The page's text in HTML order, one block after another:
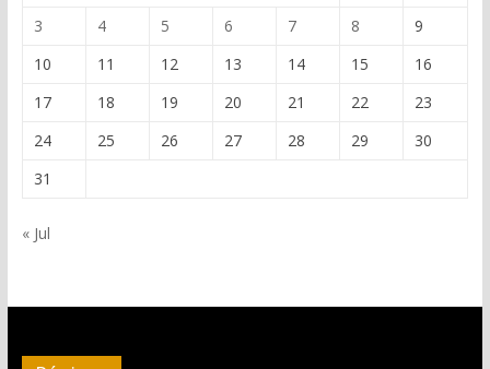
3
4 5 6 7 8
9
10
11 12 13 14 15
16
17
18 19 20 21 22
23
24
25 26 27 28 29
30
31
« Jul